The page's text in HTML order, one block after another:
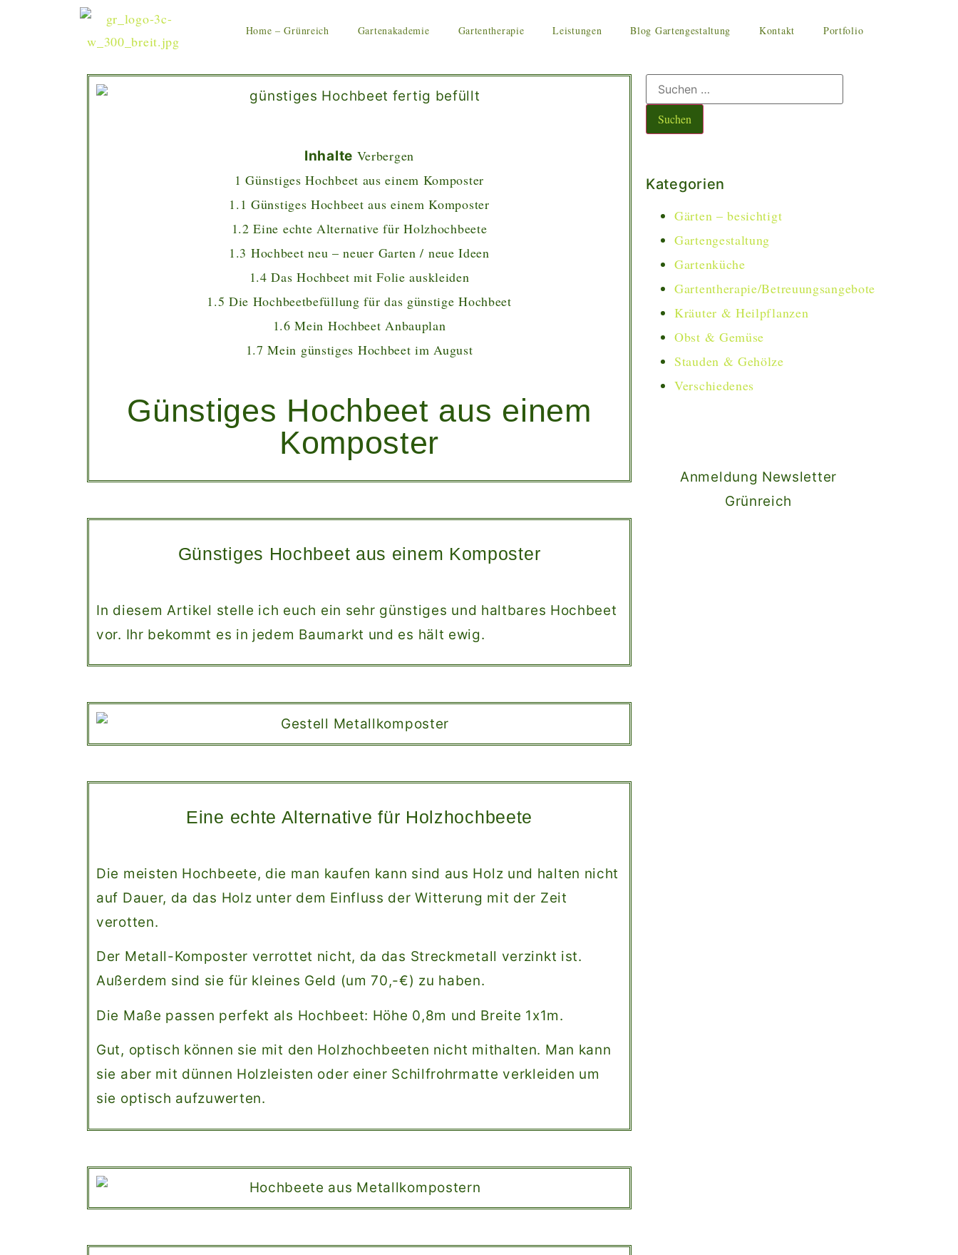
Home – Grünreich Gartenakademie Gartentherapie Leistungen Blog Gartengestaltung Kontakt Portfolio
Inhalte Verbergen
1 Günstiges Hochbeet aus einem Komposter
1.1 Günstiges Hochbeet aus einem Komposter
1.2 Eine echte Alternative für Holzhochbeete
1.3 Hochbeet neu – neuer Garten / neue Ideen
1.4 Das Hochbeet mit Folie auskleiden
1.5 Die Hochbeetbefüllung für das günstige Hochbeet
1.6 Mein Hochbeet Anbauplan
1.7 Mein günstiges Hochbeet im August
Günstiges Hochbeet aus einem
Komposter
Günstiges Hochbeet aus einem Komposter
In diesem Artikel stelle ich euch ein sehr günstiges und haltbares Hochbeet
vor. Ihr bekommt es in jedem Baumarkt und es hält ewig.
Eine echte Alternative für Holzhochbeete
Die meisten Hochbeete, die man kaufen kann sind aus Holz und halten nicht
auf Dauer, da das Holz unter dem Einfluss der Witterung mit der Zeit
verotten.
Der Metall-Komposter verrottet nicht, da das Streckmetall verzinkt ist.
Außerdem sind sie für kleines Geld (um 70,-€) zu haben.
Die Maße passen perfekt als Hochbeet: Höhe 0,8m und Breite 1x1m.
Gut, optisch können sie mit den Holzhochbeeten nicht mithalten. Man kann
sie aber mit dünnen Holzleisten oder einer Schilfrohrmatte verkleiden um
sie optisch aufzuwerten.
Kategorien
Gärten – besichtigt
Gartengestaltung
Gartenküche
Gartentherapie/Betreuungsangebote
Kräuter & Heilpflanzen
Obst & Gemüse
Stauden & Gehölze
Verschiedenes
Anmeldung Newsletter
Grünreich